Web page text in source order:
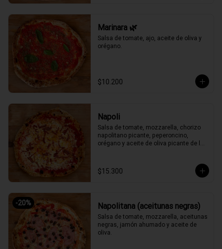
Marinara 🌿
Salsa de tomate, ajo, aceite de oliva y
orégano.
$10.200
Napoli
Salsa de tomate, mozzarella, chorizo
napolitano picante, peperoncino,
orégano y aceite de oliva picante de la
$15.300
-20% Napolitana (aceitunas negras)
Salsa de tomate, mozzarella, aceitunas
negras, jamón ahumado y aceite de
oliva.